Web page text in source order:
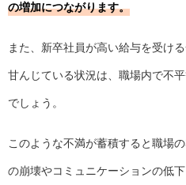
の増加につながります。
また、新卒社員が高い給与を受け
甘んじている状況は、職場内で不
でしょう。
このような不満が蓄積すると職場
の崩壊やコミュニケーションの低